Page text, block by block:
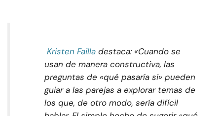
Kristen Failla destaca: «Cuando se
usan de manera constructiva, las
preguntas de «qué pasaría si» pueden
guiar a las parejas a explorar temas de
los que, de otro modo, sería difícil